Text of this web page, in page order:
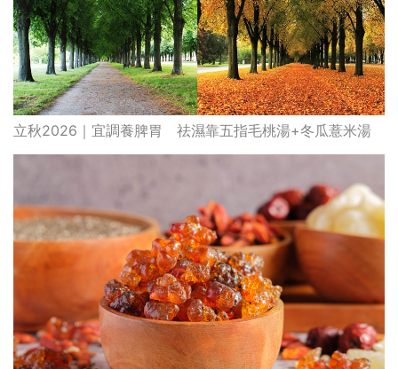
立秋2026｜宜調養脾胃 祛濕靠五指毛桃湯+冬瓜薏米湯